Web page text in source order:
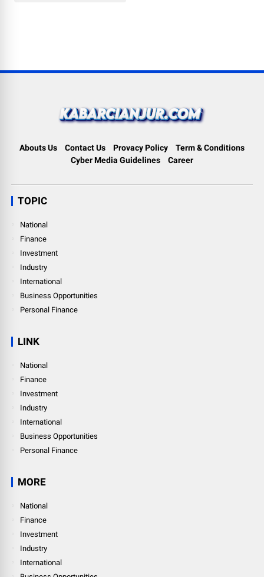
Abouts Us Contact Us Provacy Policy
Term & Conditions
Cyber Media Guidelines
Career
TOPIC
National
Finance
Investment
Industry
International
Business Opportunities
Personal Finance
LINK
National
Finance
Investment
Industry
International
Business Opportunities
Personal Finance
MORE
National
Finance
Investment
Industry
International